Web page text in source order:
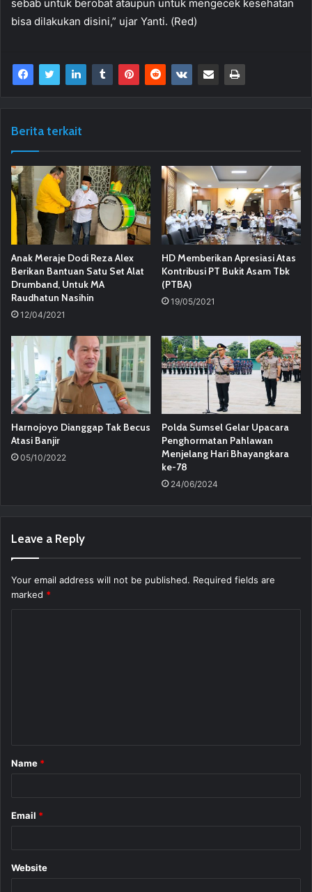
sebab untuk berobat ataupun untuk mengecek kesehatan
bisa dilakukan disini,” ujar Yanti. (Red)
Berita terkait
Anak Meraje Dodi Reza Alex
Berikan Bantuan Satu Set Alat
Drumband, Untuk MA
Raudhatun Nasihin
12/04/2021
HD Memberikan Apresiasi Atas
Kontribusi PT Bukit Asam Tbk
(PTBA)
19/05/2021
Harnojoyo Dianggap Tak Becus
Atasi Banjir
05/10/2022
Polda Sumsel Gelar Upacara
Penghormatan Pahlawan
Menjelang Hari Bhayangkara
ke-78
24/06/2024
Leave a Reply
Your email address will not be published. Required fields are
marked *
*
Name *
Email *
Website